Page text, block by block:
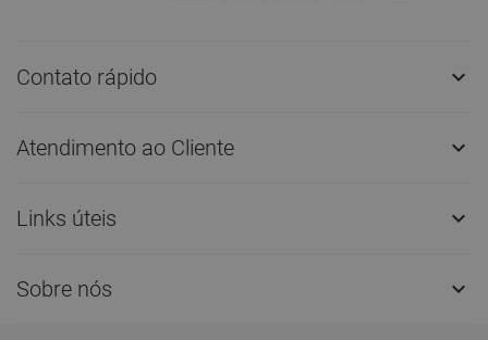
Contato rápido 
Atendimento ao Cliente 
Links úteis 
Sobre nós 